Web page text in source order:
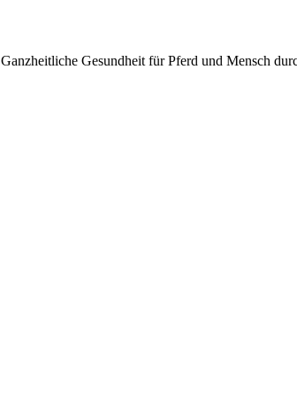
Ganzheitliche Gesundheit für Pferd und Mensch